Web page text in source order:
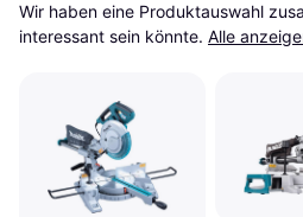
Wir haben eine Produktauswahl
interessant sein könnte. Alle